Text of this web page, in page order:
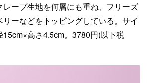
レープ生地を何層にも重ね、フリーズ
リーなどをトッピングしている。サイ
15cm×高さ4.5cm。3780円(以下税